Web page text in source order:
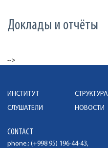
Доклады и отчёты
-->
ИНСТИТУТ СТРУКТУРА
СЛУШАТЕЛИ
НОВОСТИ
CONTACT
phone.: (+998 95) 196-44-43,